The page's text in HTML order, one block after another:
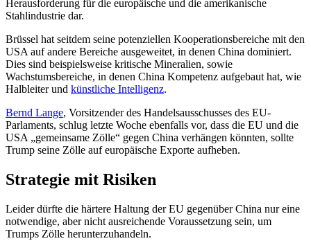
Herausforderung für die europäische und die amerikanische
Stahlindustrie dar.
Brüssel hat seitdem seine potenziellen Kooperationsbereiche mit den
USA auf andere Bereiche ausgeweitet, in denen China dominiert.
Dies sind beispielsweise kritische Mineralien, sowie
Wachstumsbereiche, in denen China Kompetenz aufgebaut hat, wie
Halbleiter und künstliche Intelligenz.
Bernd Lange, Vorsitzender des Handelsausschusses des EU-
Parlaments, schlug letzte Woche ebenfalls vor, dass die EU und die
USA „gemeinsame Zölle“ gegen China verhängen könnten, sollte
Trump seine Zölle auf europäische Exporte aufheben.
Strategie mit Risiken
Leider dürfte die härtere Haltung der EU gegenüber China nur eine
notwendige, aber nicht ausreichende Voraussetzung sein, um
Trumps Zölle herunterzuhandeln.